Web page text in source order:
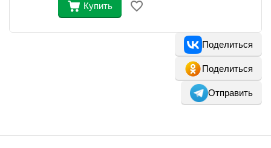
Купить
Поделиться
Поделиться
Отправить